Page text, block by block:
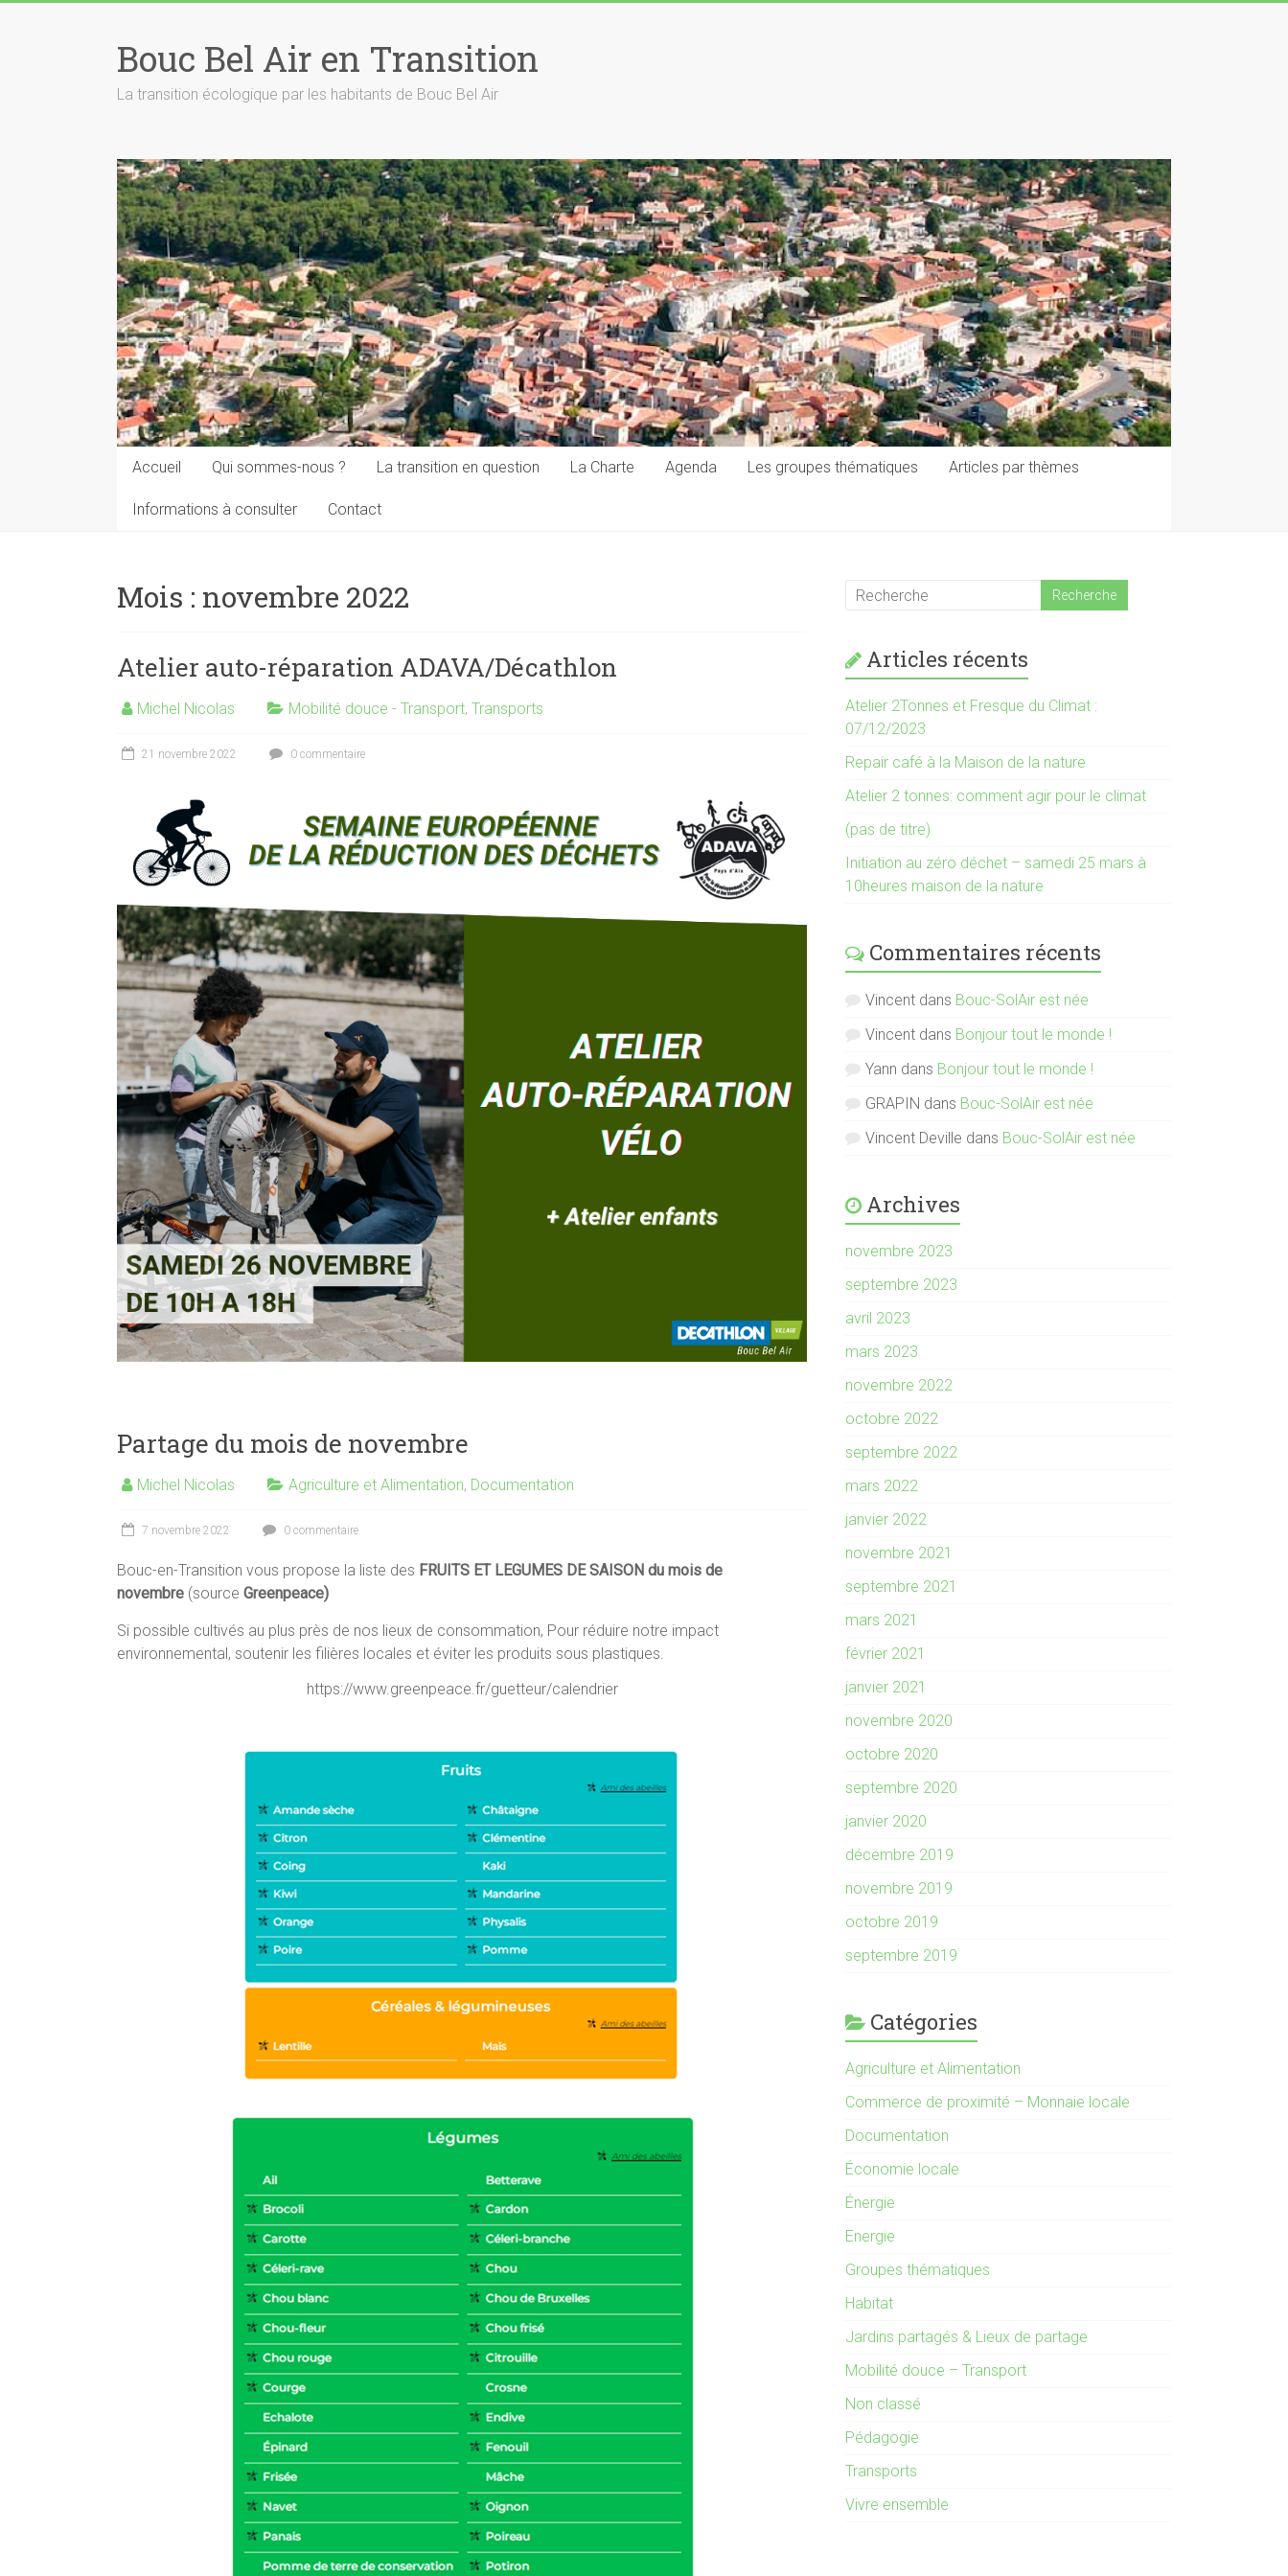
Bouc Bel Air en Transition
La transition écologique par les habitants de Bouc Bel Air
Accueil Qui sommes-nous ? La transition en question La Charte Agenda Les groupes thématiques Articles par thèmes
Informations à consulter Contact
Mois : novembre 2022
Atelier auto-réparation ADAVA/Décathlon
Michel Nicolas Mobilité douce - Transport, Transports
21 novembre 2022 0 commentaire
Partage du mois de novembre
Michel Nicolas Agriculture et Alimentation, Documentation
7 novembre 2022 0 commentaire
Bouc-en-Transition vous propose la liste des FRUITS ET LEGUMES DE SAISON du mois de
novembre (source Greenpeace)
Si possible cultivés au plus près de nos lieux de consommation, Pour réduire notre impact
environnemental, soutenir les filières locales et éviter les produits sous plastiques.
https://www.greenpeace.fr/guetteur/calendrier
Articles récents
Atelier 2Tonnes et Fresque du Climat :
07/12/2023
Repair café à la Maison de la nature
Atelier 2 tonnes: comment agir pour le climat
(pas de titre)
Initiation au zéro déchet – samedi 25 mars à
10heures maison de la nature
Commentaires récents
Vincent dans Bouc-SolAir est née
Vincent dans Bonjour tout le monde !
Yann dans Bonjour tout le monde !
GRAPIN dans Bouc-SolAir est née
Vincent Deville dans Bouc-SolAir est née
Archives
novembre 2023
septembre 2023
avril 2023
mars 2023
novembre 2022
octobre 2022
septembre 2022
mars 2022
janvier 2022
novembre 2021
septembre 2021
mars 2021
février 2021
janvier 2021
novembre 2020
octobre 2020
septembre 2020
janvier 2020
décembre 2019
novembre 2019
octobre 2019
septembre 2019
Catégories
Agriculture et Alimentation
Commerce de proximité – Monnaie locale
Documentation
Économie locale
Énergie
Energie
Groupes thématiques
Habitat
Jardins partagés & Lieux de partage
Mobilité douce – Transport
Non classé
Pédagogie
Transports
Vivre ensemble